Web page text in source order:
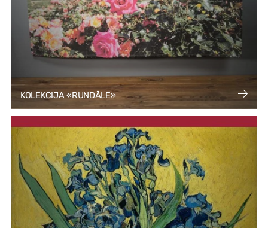
KOLEKCIJA «RUNDĀLE»